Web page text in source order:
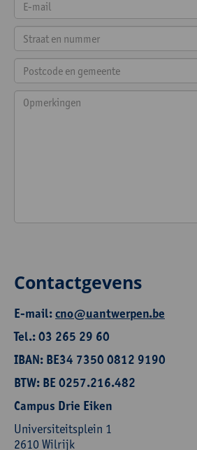
Contactgevens
E-mail:cno@uantwerpen.be
Tel.: 03 265 29 60
IBAN: BE34 7350 0812 9190
BTW: BE 0257.216.482
Campus Drie Eiken
Universiteitsplein 1
2610 Wilrijk